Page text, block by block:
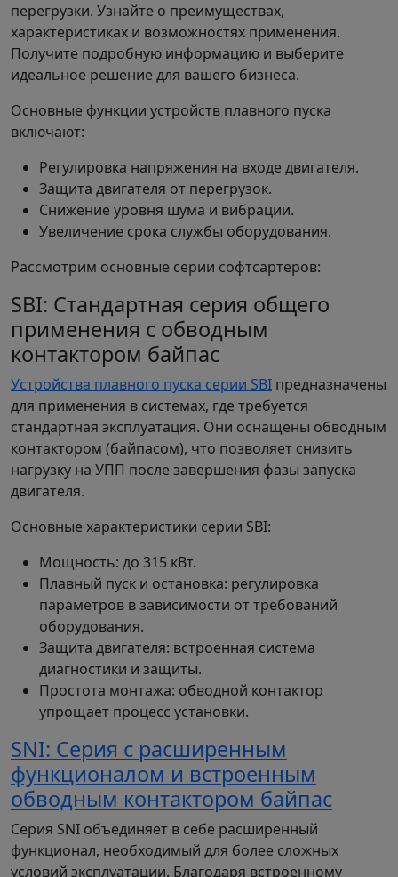
перегрузки. Узнайте о преимуществах,
характеристиках и возможностях применения.
Получите подробную информацию и выберите
идеальное решение для вашего бизнеса.
Основные функции устройств плавного пуска
включают:
Регулировка напряжения на входе двигателя.
Защита двигателя от перегрузок.
Снижение уровня шума и вибрации.
Увеличение срока службы оборудования.
Рассмотрим основные серии софтсартеров:
SBI: Стандартная серия общего
применения с обводным
контактором байпас
Устройства плавного пуска серии SBI предназначены
для применения в системах, где требуется
стандартная эксплуатация. Они оснащены обводным
контактором (байпасом), что позволяет снизить
нагрузку на УПП после завершения фазы запуска
двигателя.
Основные характеристики серии SBI:
Мощность: до 315 кВт.
Плавный пуск и остановка: регулировка
параметров в зависимости от требований
оборудования.
Защита двигателя: встроенная система
диагностики и защиты.
Простота монтажа: обводной контактор
упрощает процесс установки.
SNI: Серия с расширенным
функционалом и встроенным
обводным контактором байпас
Серия SNI объединяет в себе расширенный
функционал, необходимый для более сложных
условий эксплуатации. Благодаря встроенному